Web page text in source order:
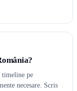
timeline pe
necesare. Scris